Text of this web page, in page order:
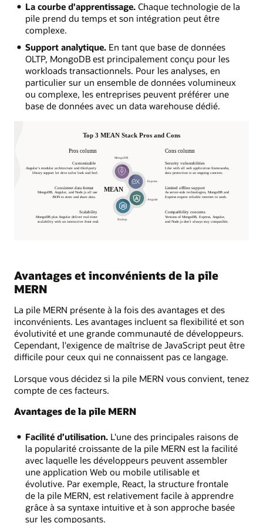
La courbe d'apprentissage.Chaque technologie de la
pile prend du temps et son intégration peut être
complexe.
Support analytique.En tant que base de données
OLTP, MongoDB est principalement conçu pour les
workloads transactionnels. Pour les analyses, en
particulier sur un ensemble de données volumineux
ou complexe, les entreprises peuvent préférer une
base de données avec un data warehouse dédié.
Avantages et inconvénients de la pile
MERN
La pile MERN présente à la fois des avantages et des
inconvénients. Les avantages incluent sa flexibilité et son
évolutivité et une grande communauté de développeurs.
Cependant, l'exigence de maîtrise de JavaScript peut être
difficile pour ceux qui ne connaissent pas ce langage.
Lorsque vous décidez si la pile MERN vous convient, tenez
compte de ces facteurs.
Avantages de la pile MERN
Facilité d’utilisation.L'une des principales raisons de
la popularité croissante de la pile MERN est la facilité
avec laquelle les développeurs peuvent assembler
une application Web ou mobile utilisable et
évolutive. Par exemple, React, la structure frontale
de la pile MERN, est relativement facile à apprendre
grâce à sa syntaxe intuitive et à son approche basée
sur les composants.